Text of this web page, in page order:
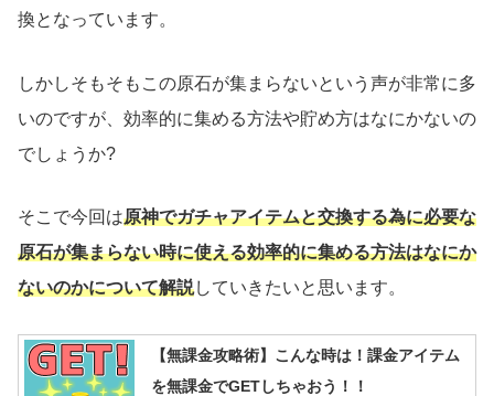
換となっています。
しかしそもそもこの原石が集まらないという声が非常に多
いのですが、効率的に集める方法や貯め方はなにかないの
でしょうか?
そこで今回は原神でガチャアイテムと交換する為に必要な
原石が集まらない時に使える効率的に集める方法はなにか
ないのかについて解説していきたいと思います。
【無課金攻略術】こんな時は！課金アイテム
を無課金でGETしちゃおう！！